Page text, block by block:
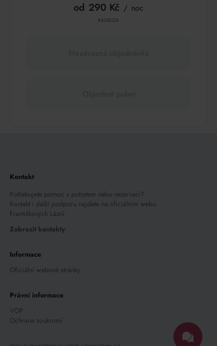
od 290 Kč noc
RADBUZA
Kontakt
Potřebujete pomoc s pobytem nebo rezervací?
Kontakt i další podporu najdete na oficiálním webu
Františkových Lázní.
Zobrazit kontakty
Informace
Oficiální webové stránky
Právní informace
VOP
Ochrana soukromí